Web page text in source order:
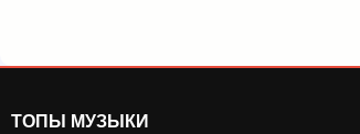
ТОПЫ МУЗЫКИ